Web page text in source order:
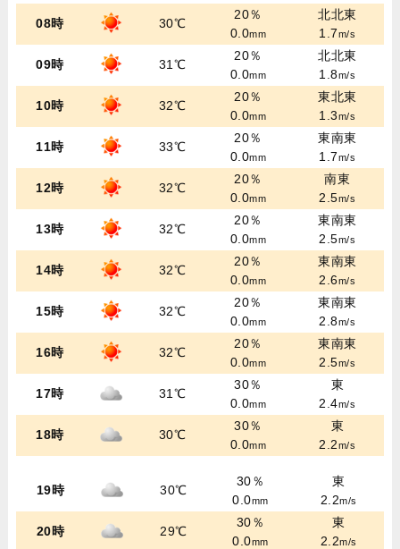
08時 30℃
20％
0.0mm
北北東
1.7m/s
09時 31℃
20％
0.0mm
北北東
1.8m/s
10時 32℃
20％
0.0mm
東北東
1.3m/s
11時 33℃
20％
0.0mm
東南東
1.7m/s
12時 32℃
20％
0.0mm
南東
2.5m/s
13時 32℃
20％
0.0mm
東南東
2.5m/s
14時 32℃
20％
0.0mm
東南東
2.6m/s
15時 32℃
20％
0.0mm
東南東
2.8m/s
16時 32℃
20％
0.0mm
東南東
2.5m/s
17時 31℃
30％
0.0mm
東
2.4m/s
18時 30℃
30％
0.0mm
東
2.2m/s
19時 30℃
30％
0.0mm
東
2.2m/s
20時 29℃
30％
0.0mm
東
2.2m/s